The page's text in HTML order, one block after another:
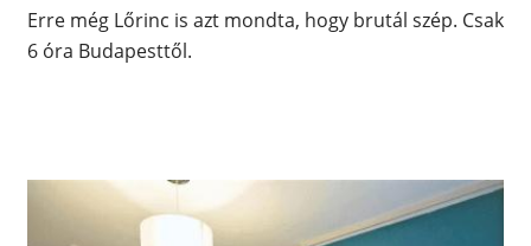
Erre még Lőrinc is azt mondta, hogy brutál szép. Csak
6 óra Budapesttől.